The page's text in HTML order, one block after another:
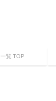
一覧 TOP